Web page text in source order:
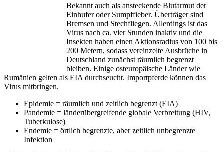
Bekannt auch als ansteckende Blutarmut der
Einhufer oder Sumpffieber. Überträger sind
Bremsen und Stechfliegen. Allerdings ist das
Virus nach ca. vier Stunden inaktiv und die
Insekten haben einen Aktionsradius von 100 bis
200 Metern, sodass vereinzelte Ausbrüche in
Deutschland zunächst räumlich begrenzt
bleiben. Einige osteuropäische Länder wie
Rumänien gelten als EIA durchseucht. Importpferde können das
Virus mitbringen.
Epidemie = räumlich und zeitlich begrenzt (EIA)
Pandemie = länderübergreifende globale Verbreitung (HIV,
Tuberkulose)
Endemie = örtlich begrenzte, aber zeitlich unbegrenzte
Infektion